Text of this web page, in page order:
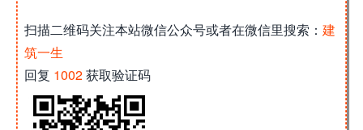
扫描二维码关注本站微信公众号或者在微信里搜索： 建
筑一生
回复 1002获取验证码